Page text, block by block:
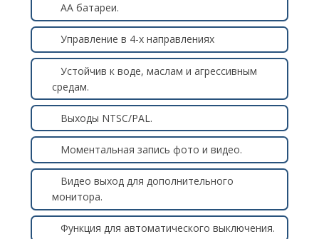
АА батареи.
Управление в 4-х направлениях
Устойчив к воде, маслам и агрессивным
средам.
Выходы NTSC/PAL.
Моментальная запись фото и видео.
Видео выход для дополнительного
монитора.
Функция для автоматического выключения.